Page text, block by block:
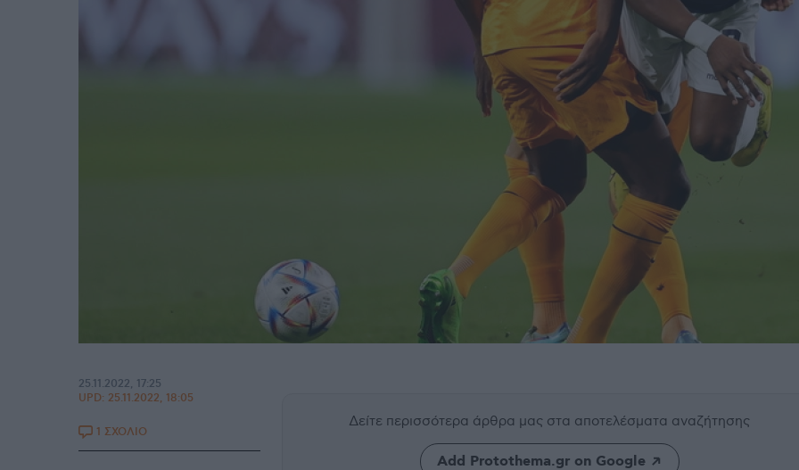
Δείτε περισσότερα άρθρα μας στα αποτελέσματα αναζήτησης
Add Protothema.gr on Google
25.11.2022, 17:25
UPD: 25.11.2022, 18:05
1 ΣΧΟΛΙΟ